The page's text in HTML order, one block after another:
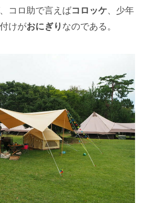
、コロ助で言えばコロッケ、少年
けがおにぎり なのである。